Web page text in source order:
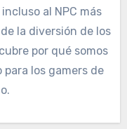
al NPC más
la diversión de los
por qué somos
los gamers de